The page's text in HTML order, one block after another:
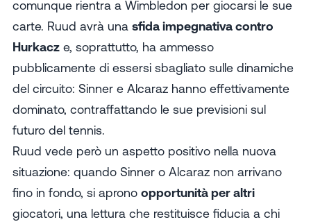
comunque rientra a Wimbledon per giocarsi le sue
carte. Ruud avrà unasfida impegnativa contro
Hurkacz e, soprattutto, ha ammesso
pubblicamente di essersi sbagliato sulle dinamiche
del circuito: Sinner e Alcaraz hanno effettivamente
dominato, contraffattando le sue previsioni sul
futuro del tennis.
Ruud vede però un aspetto positivo nella nuova
situazione: quando Sinner o Alcaraz non arrivano
fino in fondo, si apronoopportunità per altri
giocatori, una lettura che restituisce fiducia a chi